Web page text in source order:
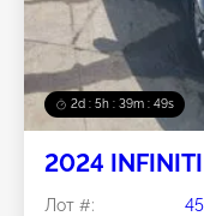
2d : 5h : 39m : 46s
2024
Лот #: